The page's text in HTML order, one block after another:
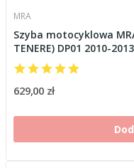
MRA
Szyba motocyklowa
TENERE) DP01 2010-
629,00 zł